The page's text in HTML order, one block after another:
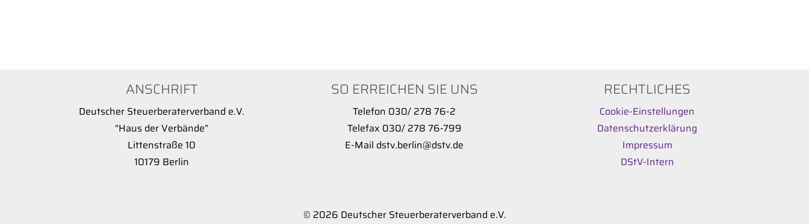
ANSCHRIFT
Deutscher Steuerberaterverband e.V.
“Haus der Verbände”
Littenstraße 10
10179 Berlin
SO ERREICHEN SIE UNS
Telefon 030/ 278 76-2
Telefax 030/ 278 76-799
E-Mail dstv.berlin@dstv.de
RECHTLICHES
Cookie-Einstellungen
Datenschutzerklärung
Impressum
DStV-Intern
© 2026 Deutscher Steuerberaterverband e.V.